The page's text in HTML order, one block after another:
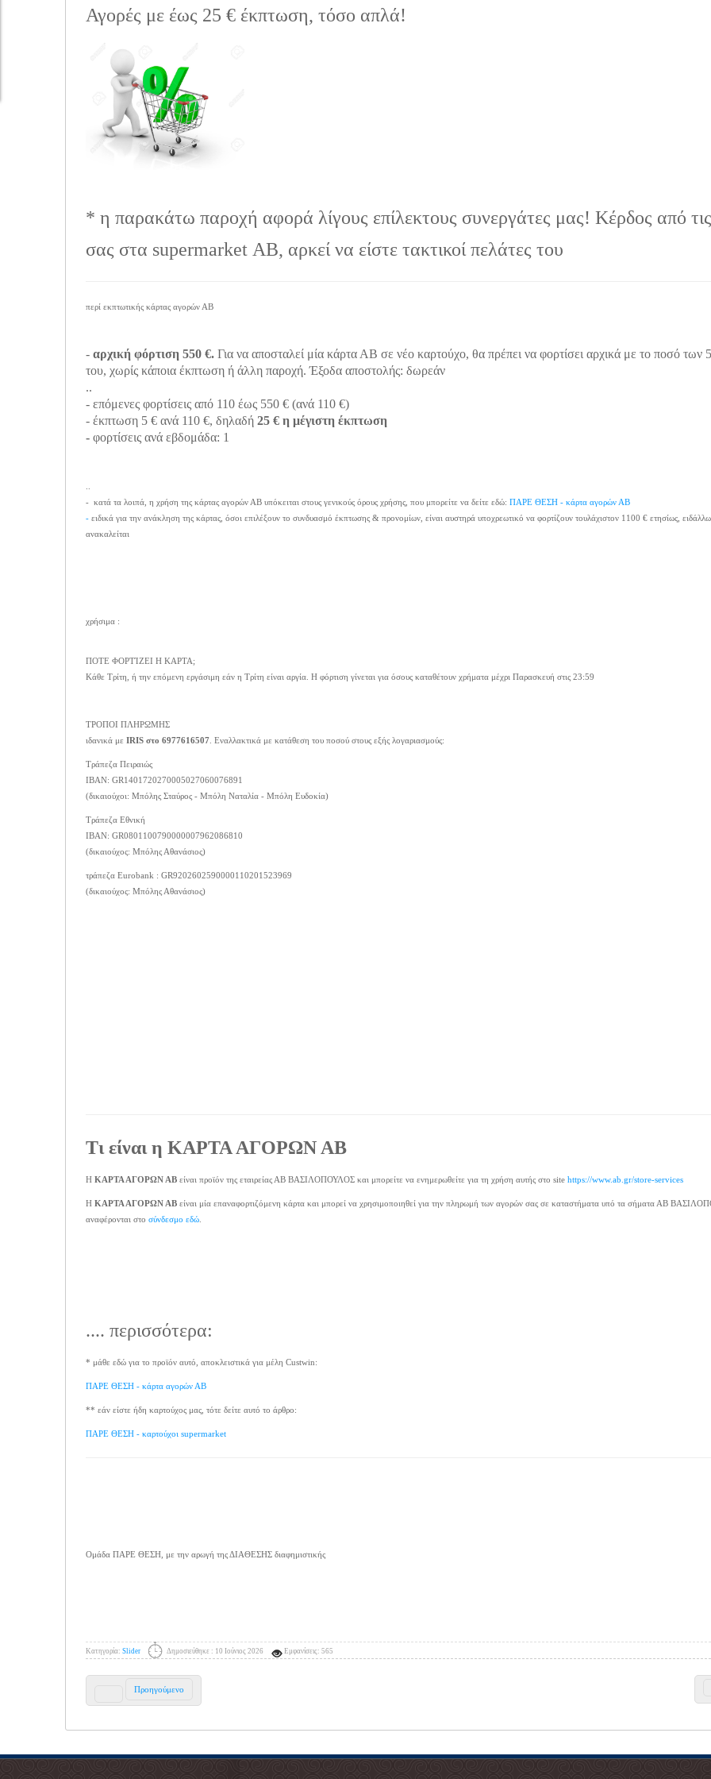
Αγορές με έως 25 € έκπτωση, τόσο απλά!
* η παρακάτω παροχή αφορά λίγους επίλεκτους συνεργάτες μας! Κέρδος από
σας στα supermarket ΑΒ, αρκεί να είστε τακτικοί πελάτες του
περί εκπτωτικής κάρτας αγορών ΑΒ
- αρχική φόρτιση 550 €. Για να αποσταλεί μία κάρτα ΑΒ σε νέο καρτούχο, θα πρέπει να φορτίσει αρχικά με το ποσό των
του, χωρίς κάποια έκπτωση ή άλλη παροχή. Έξοδα αποστολής: δωρεάν
..
- επόμενες φορτίσεις από 110 έως 550 € (ανά 110 €)
- έκπτωση 5 € ανά 110 €, δηλαδή 25 € η μέγιστη έκπτωση
- φορτίσεις ανά εβδομάδα: 1
- κατά τα λοιπά, η χρήση της κάρτας αγορών ΑΒ υπόκειται στους γενικούς όρους χρήσης, που μπορείτε να δείτε εδώ: ΠΑΡΕ ΘΕΣΗ - κάρτα αγορών ΑΒ
- ειδικά για την ανάκληση της κάρτας, όσοι επιλέξουν το συνδυασμό έκπτωσης & προνομίων, είναι αυστηρά υποχρεωτικό να φορτίζουν τουλάχιστον 1100 € ετησίως,
ανακαλείται
χρήσιμα :
ΠΟΤΕ ΦΟΡΤΊΖΕΙ Η ΚΑΡΤΑ;
Κάθε Τρίτη, ή την επόμενη εργάσιμη εάν η Τρίτη είναι αργία. Η φόρτιση γίνεται για όσους καταθέτουν χρήματα μέχρι Παρασκευή στις 23:59
ΤΡΟΠΟΙ ΠΛΗΡΩΜΗΣ
ιδανικά με IRIS στο 6977616507 . Εναλλακτικά με κατάθεση του ποσού στους εξής λογαριασμούς:
Τράπεζα Πειραιώς
ΙΒΑΝ: GR1401720270005027060076891
(δικαιούχοι: Μπόλης Σταύρος - Μπόλη Ναταλία - Μπόλη Ευδοκία)
Τράπεζα Εθνική
ΙΒΑΝ: GR0801100790000007962086810
(δικαιούχος: Μπόλης Αθανάσιος)
τράπεζα Eurobank : GR9202602590000110201523969
(δικαιούχος: Μπόλης Αθανάσιος)
Τι είναι η ΚΑΡΤΑ ΑΓΟΡΩΝ ΑΒ
Η ΚΑΡΤΑ ΑΓΟΡΩΝ ΑΒ είναι προϊόν της εταιρείας ΑΒ ΒΑΣΙΛΟΠΟΥΛΟΣ και μπορείτε να ενημερωθείτε για τη χρήση αυτής στο site https://www.ab.gr/store-services
Η ΚΑΡΤΑ ΑΓΟΡΩΝ ΑΒ είναι μία επαναφορτιζόμενη κάρτα και μπορεί να χρησιμοποιηθεί για την πληρωμή των αγορών σας σε καταστήματα υπό τα σήματα ΑΒ
αναφέρονται στο σύνδεσμο εδώ
.... περισσότερα:
* μάθε εδώ για το προϊόν αυτό, αποκλειστικά για μέλη Custwin:
ΠΑΡΕ ΘΕΣΗ - κάρτα αγορών ΑΒ
** εάν είστε ήδη καρτούχος μας, τότε δείτε αυτό το άρθρο:
ΠΑΡΕ ΘΕΣΗ - καρτούχοι supermarket
Ομάδα ΠΑΡΕ ΘΕΣΗ, με την αρωγή της ΔΙΑΘΕΣΗΣ διαφημιστικής
Κατηγορία: Slider Δημοσιεύθηκε : 10 Ιούνιος 2026 Εμφανίσεις: 565
Προηγούμενο